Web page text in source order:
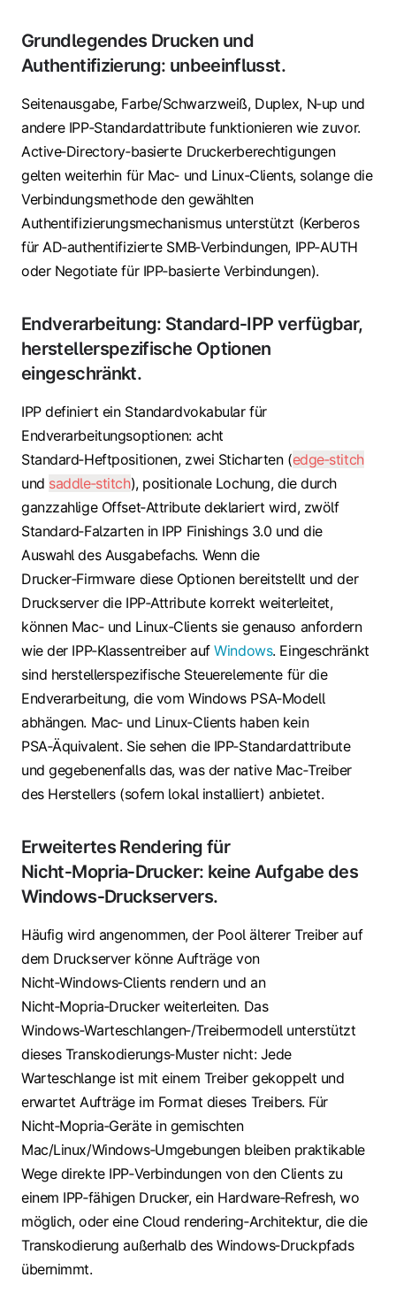
Grundlegendes Drucken und
Authentifizierung: unbeeinflusst.
Seitenausgabe, Farbe/Schwarzweiß, Duplex, N‑up und
andere IPP‑Standardattribute funktionieren wie zuvor.
Active‑Directory‑basierte Druckerberechtigungen
gelten weiterhin für Mac‑ und Linux‑Clients, solange die
Verbindungsmethode den gewählten
Authentifizierungsmechanismus unterstützt (Kerberos
für AD‑authentifizierte SMB‑Verbindungen, IPP‑AUTH
oder Negotiate für IPP‑basierte Verbindungen).
Endverarbeitung: Standard‑IPP verfügbar,
herstellerspezifische Optionen
eingeschränkt.
IPP definiert ein Standardvokabular für
Endverarbeitungsoptionen: acht
Standard‑Heftpositionen, zwei Sticharten (edge‑stitch
und saddle‑stitch), positionale Lochung, die durch
ganzzahlige Offset‑Attribute deklariert wird, zwölf
Standard‑Falzarten in IPP Finishings 3.0 und die
Auswahl des Ausgabefachs. Wenn die
Drucker‑Firmware diese Optionen bereitstellt und der
Druckserver die IPP‑Attribute korrekt weiterleitet,
können Mac‑ und Linux‑Clients sie genauso anfordern
wie der IPP‑Klassentreiber aufWindows. Eingeschränkt
sind herstellerspezifische Steuerelemente für die
Endverarbeitung, die vom Windows PSA‑Modell
abhängen. Mac‑ und Linux‑Clients haben kein
PSA‑Äquivalent. Sie sehen die IPP‑Standardattribute
und gegebenenfalls das, was der native Mac‑Treiber
des Herstellers (sofern lokal installiert) anbietet.
Erweitertes Rendering für
Nicht‑Mopria‑Drucker: keine Aufgabe des
Windows‑Druckservers.
Häufig wird angenommen, der Pool älterer Treiber auf
dem Druckserver könne Aufträge von
Nicht‑Windows‑Clients rendern und an
Nicht‑Mopria‑Drucker weiterleiten. Das
Windows‑Warteschlangen‑/Treibermodell unterstützt
dieses Transkodierungs‑Muster nicht: Jede
Warteschlange ist mit einem Treiber gekoppelt und
erwartet Aufträge im Format dieses Treibers. Für
Nicht‑Mopria‑Geräte in gemischten
Mac/Linux/Windows‑Umgebungen bleiben praktikable
Wege direkte IPP‑Verbindungen von den Clients zu
einem IPP‑fähigen Drucker, ein Hardware‑Refresh, wo
möglich, oder eine Cloud rendering‑Architektur, die die
Transkodierung außerhalb des Windows‑Druckpfads
übernimmt.